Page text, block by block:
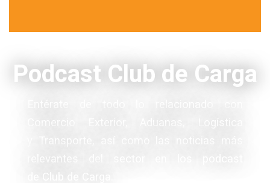
Podcast Club de Carga